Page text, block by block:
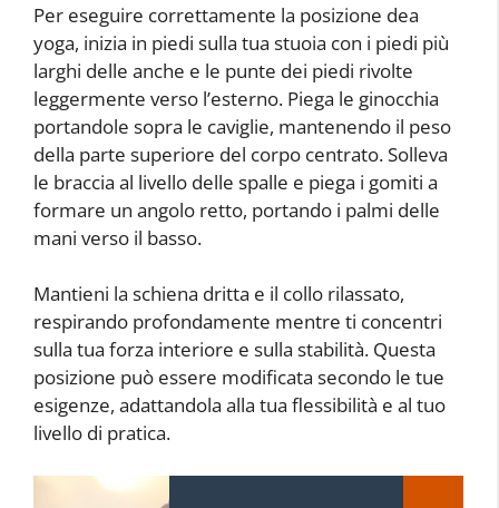
Per eseguire correttamente la posizione dea
yoga, inizia in piedi sulla tua stuoia con i piedi più
larghi delle anche e le punte dei piedi rivolte
leggermente verso l’esterno. Piega le ginocchia
portandole sopra le caviglie, mantenendo il peso
della parte superiore del corpo centrato. Solleva
le braccia al livello delle spalle e piega i gomiti a
formare un angolo retto, portando i palmi delle
mani verso il basso.
Mantieni la schiena dritta e il collo rilassato,
respirando profondamente mentre ti concentri
sulla tua forza interiore e sulla stabilità. Questa
posizione può essere modificata secondo le tue
esigenze, adattandola alla tua flessibilità e al tuo
livello di pratica.